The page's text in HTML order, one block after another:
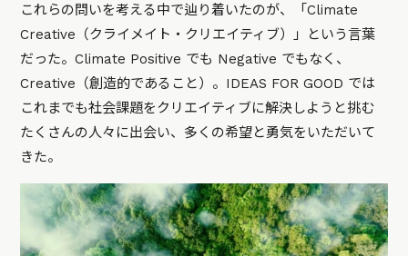
これらの問いを考える中で辿り着いたのが、「Climate
Creative（クライメイト・クリエイティブ）」という言葉
だった。Climate Positive でも Negative でもなく、
Creative（創造的であること）。IDEAS FOR GOOD では
これまでも社会課題をクリエイティブに解決しようと挑む
たくさんの人々に出会い、多くの希望と勇気をいただいて
きた。